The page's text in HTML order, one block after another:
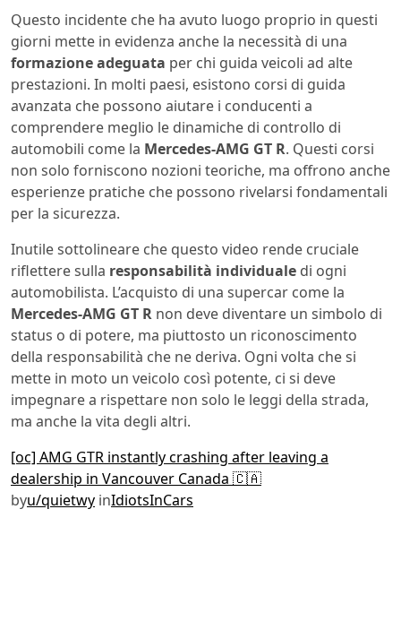
Questo incidente che ha avuto luogo proprio in questi
giorni mette in evidenza anche la necessità di una
formazione adeguata per chi guida veicoli ad alte
prestazioni. In molti paesi, esistono corsi di guida
avanzata che possono aiutare i conducenti a
comprendere meglio le dinamiche di controllo di
automobili come la Mercedes-AMG GT R. Questi corsi
non solo forniscono nozioni teoriche, ma offrono anche
esperienze pratiche che possono rivelarsi fondamentali
per la sicurezza.
Inutile sottolineare che questo video rende cruciale
riflettere sulla responsabilità individuale di ogni
automobilista. L’acquisto di una supercar come la
Mercedes-AMG GT R non deve diventare un simbolo di
status o di potere, ma piuttosto un riconoscimento
della responsabilità che ne deriva. Ogni volta che si
mette in moto un veicolo così potente, ci si deve
impegnare a rispettare non solo le leggi della strada,
ma anche la vita degli altri.
[oc] AMG GTR instantly crashing after leaving a
dealership in Vancouver Canada 🇨🇦
byu/quietwy inIdiotsInCars